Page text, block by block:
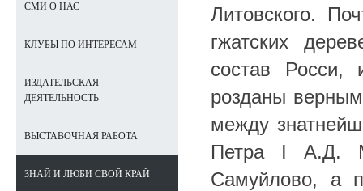
Литовского.
гжатских
состав Росси,
розданы
между
Петра I А.Д.
Самуйлово, а
СМИ О НАС
КЛУБЫ ПО ИНТЕРЕСАМ
ИЗДАТЕЛЬСКАЯ
ДЕЯТЕЛЬНОСТЬ
ВЫСТАВОЧНАЯ РАБОТА
ЗНАЙ И ЛЮБИ СВОЙ КРАЙ